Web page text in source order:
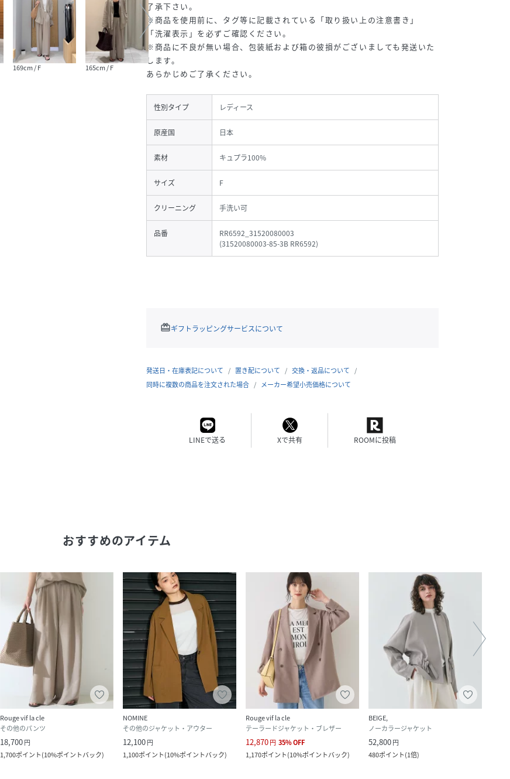
169cm / F 165cm / F 163cm / F
了承下さい。
※商品を使用前に、タグ等に記載されている「取り扱い上の注意書き」
「洗濯表示」を必ずご確認ください。
※商品に不良が無い場合、包装紙および箱の彼損がございましても発送いた
します。
あらかじめご了承ください。
性別タイプ レディース
原産国 日本
素材 キュプラ100%
サイズ F
クリーニング 手洗い可
品番
RR6592_31520080003
(31520080003-85-3B RR6592)
redeemギフトラッピングサービスについて
発送日・在庫表記について 置き配について
交換・返品について
同時に複数の商品を注文された場合
メーカー希望小売価格について
LINEで送る Xで共有 ROOMに投稿
おすすめのアイテム
Rouge vif la cle
その他のパンツ
18,700円
1,700ポイント(10%ポイントバック)
NOMINE
その他のジャケット・アウター
12,100円
1,100ポイント(10%ポイントバック)
Rouge vif la cle
テーラードジャケット・ブレザー
12,870円 35%OFF
1,170ポイント(10%ポイントバック)
BEIGE,
ノーカラージャケット
52,800円
480ポイント(1倍)